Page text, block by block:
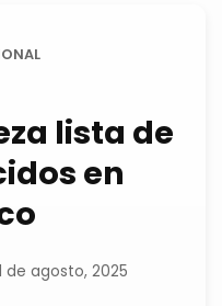
lista de
en
de agosto, 2025